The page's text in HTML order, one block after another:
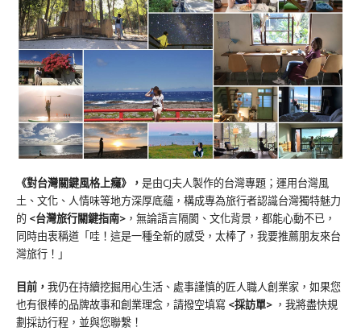
《對台灣關鍵風格上癮》 ， 是由CJ夫人製作的台灣專題；運用台灣風
土、文化、人情味等地方深厚底蘊，構成專為旅行者認識台灣獨特魅力
的 <台灣旅行關鍵指南> ，無論語言隔閡、文化背景，都能心動不已，
同時由衷稱道「哇！這是一種全新的感受，太棒了，我要推薦朋友來台
灣旅行！」
目前， 我仍在持續挖掘用心生活、處事謹慎的匠人職人創業家，如果您
也有很棒的品牌故事和創業理念，請撥空填寫 <採訪單> ，我將盡快規
劃採訪行程，並與您聯繫！